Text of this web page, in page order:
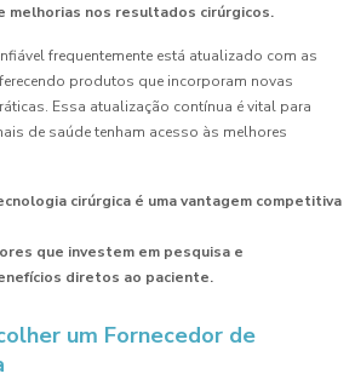
melhorias nos resultados cirúrgicos.
frequentemente está atualizado com as
produtos que incorporam novas
Essa atualização contínua é vital para
de saúde tenham acesso às melhores
cirúrgica é uma vantagem competitiva
que investem em pesquisa e
diretos ao paciente.
um Fornecedor de